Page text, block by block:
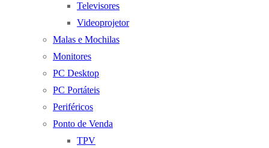
Televisores
Videoprojetor
Malas e Mochilas
Monitores
PC Desktop
PC Portáteis
Periféricos
Ponto de Venda
TPV